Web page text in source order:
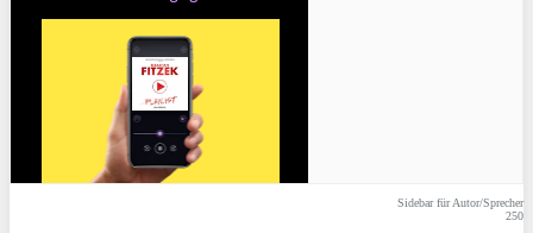
Sidebar für Autor/Sprecher
250